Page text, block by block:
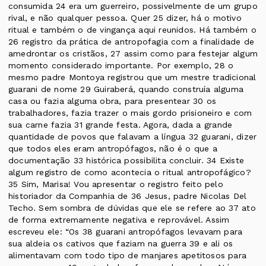
consumida 24 era um guerreiro, possivelmente de um grupo
rival, e não qualquer pessoa. Quer 25 dizer, há o motivo
ritual e também o de vingança aqui reunidos. Há também o
26 registro da prática de antropofagia com a finalidade de
amedrontar os cristãos, 27 assim como para festejar algum
momento considerado importante. Por exemplo, 28 o
mesmo padre Montoya registrou que um mestre tradicional
guarani de nome 29 Guiraberá, quando construía alguma
casa ou fazia alguma obra, para presentear 30 os
trabalhadores, fazia trazer o mais gordo prisioneiro e com
sua carne fazia 31 grande festa. Agora, dada a grande
quantidade de povos que falavam a língua 32 guarani, dizer
que todos eles eram antropófagos, não é o que a
documentação 33 histórica possibilita concluir. 34 Existe
algum registro de como acontecia o ritual antropofágico?
35 Sim, Marisa! Vou apresentar o registro feito pelo
historiador da Companhia de 36 Jesus, padre Nicolas Del
Techo. Sem sombra de dúvidas que ele se refere ao 37 ato
de forma extremamente negativa e reprovável. Assim
escreveu ele: “Os 38 guarani antropófagos levavam para
sua aldeia os cativos que faziam na guerra 39 e ali os
alimentavam com todo tipo de manjares apetitosos para